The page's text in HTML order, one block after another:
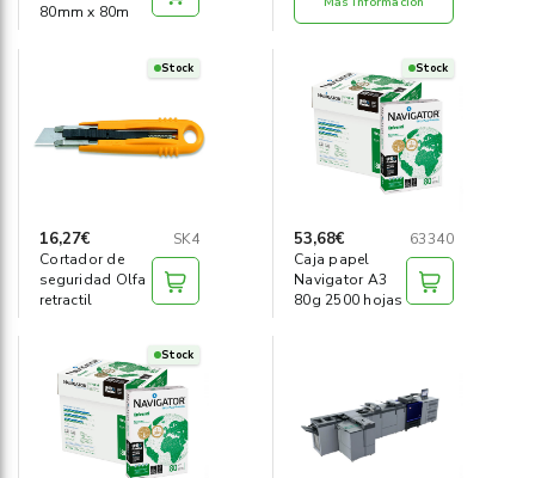
80mm x 80m
Stock
16,27€
SK4
Cortador de
seguridad Olfa
retractil
Stock
53,68€
63340
Caja papel
Navigator A3
80g 2500 hojas
Stock